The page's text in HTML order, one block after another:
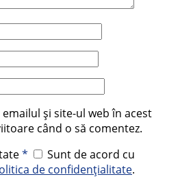
și site-ul web în acest
când o să comentez.
*
Sunt de acord cu
de confidențialitate.